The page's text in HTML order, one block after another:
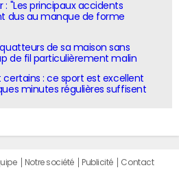
"Les principaux accidents
dus au manque de forme
de sa maison sans
de fil particulièrement malin
certains : ce sport est excellent
minutes régulières suffisent
Notre société Publicité
Contact